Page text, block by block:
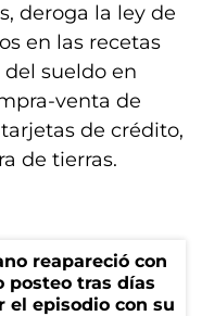
deroga la ley de
en las recetas
sueldo en
venta de
de crédito,
de tierras.
reapareció con
posteo tras días
el episodio con su